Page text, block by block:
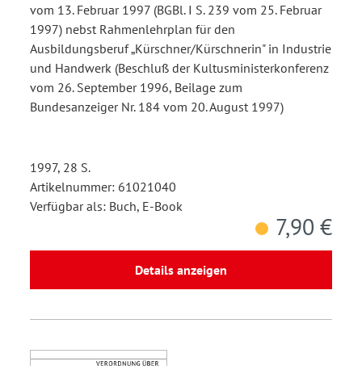
vom 13. Februar 1997 (BGBl. I S. 239 vom 25. Februar
1997) nebst Rahmenlehrplan für den
Ausbildungsberuf „Kürschner/Kürschnerin" in Industrie
und Handwerk (Beschluß der Kultusministerkonferenz
vom 26. September 1996, Beilage zum
Bundesanzeiger Nr. 184 vom 20. August 1997)
1997, 28 S.
Artikelnummer: 61021040
Verfügbar als: Buch, E-Book
7,90 €
Details anzeigen